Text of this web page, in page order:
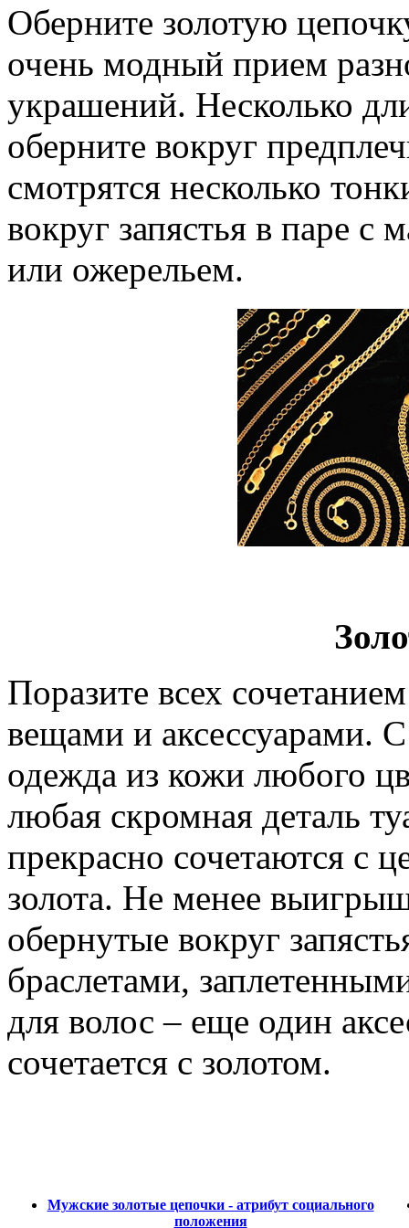
Оберните золотую
очень модный прием
украшений. Несколько
оберните вокруг
смотрятся несколько
вокруг запястья в паре с
или ожерельем.
Поразите всех
вещами и аксессуарами. С
одежда из кожи любого
любая скромная деталь
прекрасно сочетаются с
золота. Не менее
обернутые вокруг
браслетами,
для волос – еще один
сочетается с золотом.
Мужские золотые цепочки - атрибут социального
положения